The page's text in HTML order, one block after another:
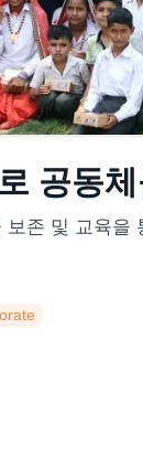
공동
존 및 교육을